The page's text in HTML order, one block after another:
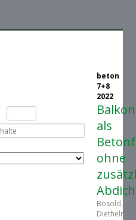
beton
7+8
2022
als
ohne
Bosold,
Diethelm